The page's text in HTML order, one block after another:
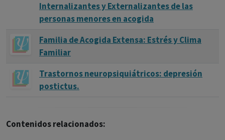
Internalizantes y Externalizantes de las
personas menores en acogida
Familia de Acogida Extensa: Estrés y Clima
Familiar
Trastornos neuropsiquiátricos: depresión
postictus.
Contenidos relacionados: